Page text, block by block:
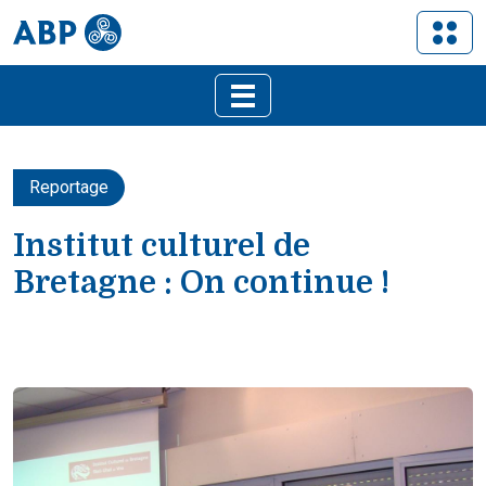
Reportage
Institut culturel de
Bretagne : On continue !